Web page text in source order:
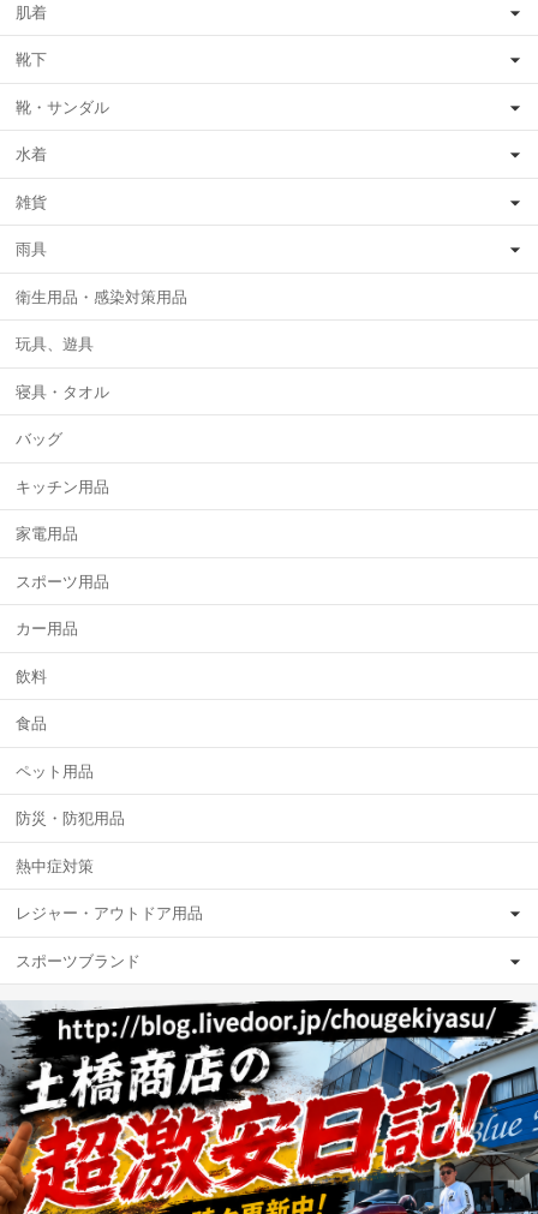
肌着
靴下
靴・サンダル
水着
雑貨
雨具
衛生用品・感染対策用品
玩具、遊具
寝具・タオル
バッグ
キッチン用品
家電用品
スポーツ用品
カー用品
飲料
食品
ペット用品
防災・防犯用品
熱中症対策
レジャー・アウトドア用品
スポーツブランド